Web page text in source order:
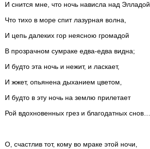
И снится мне, что ночь нависла над Элладой,
Что тихо в море спит лазурная волна,
И цепь далеких гор неясною громадой
В прозрачном сумраке едва-едва видна;
И будто эта ночь и нежит, и ласкает,
И жжет, опьянена дыханием цветом,
И будто в эту ночь на землю прилетает
Рой вдохновенных грез и благодатных снов…
О, счастлив тот, кому во мраке этой ночи,